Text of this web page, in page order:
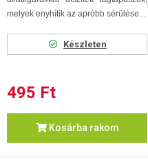
melyek enyhítik az apróbb sérülése...
Készleten
495 Ft
Kosárba rakom